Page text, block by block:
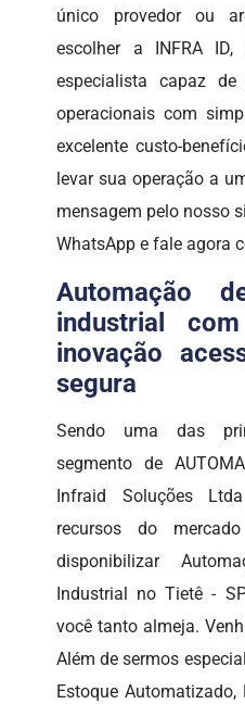
único provedor ou
escolher a INFRA
especialista capaz de
operacionais com
excelente custo-
levar sua operação a
mensagem pelo nosso
WhatsApp e fale agora
Automação
industrial
inovação
segura
Sendo uma das
segmento de
Infraid Soluções
recursos do
disponibilizar
Industrial no Tietê -
você tanto almeja.
Além de sermos
Estoque